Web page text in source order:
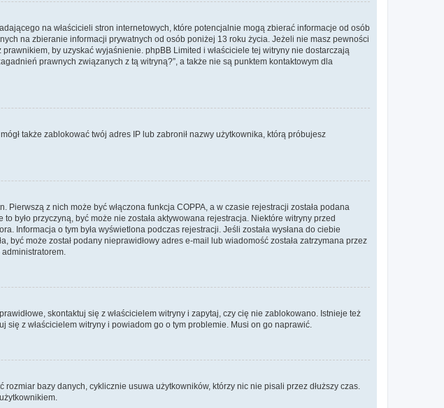
na właścicieli stron internetowych, które potencjalnie mogą zbierać informacje od osób
na zbieranie informacji prywatnych od osób poniżej 13 roku życia. Jeżeli nie masz pewności
by uzyskać wyjaśnienie. phpBB Limited i właściciele tej witryny nie dostarczają
prawnych związanych z tą witryną?”, a także nie są punktem kontaktowym dla
także zablokować twój adres IP lub zabronił nazwy użytkownika, którą próbujesz
z nich może być włączona funkcja COPPA, a w czasie rejestracji została podana
było przyczyną, być może nie została aktywowana rejestracja. Niektóre witryny przed
Informacja o tym była wyświetlona podczas rejestracji. Jeśli została wysłana do ciebie
może został podany nieprawidłowy adres e-mail lub wiadomość została zatrzymana przez
skontaktuj się z właścicielem witryny i zapytaj, czy cię nie zablokowano. Istnieje też
z właścicielem witryny i powiadom go o tym problemie. Musi on go naprawić.
bazy danych, cyklicznie usuwa użytkowników, którzy nic nie pisali przez dłuższy czas.